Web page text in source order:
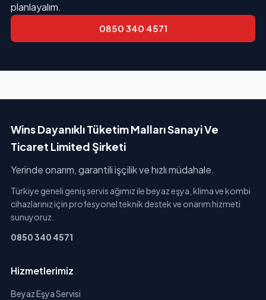
planlayalım.
0850 340 4571
Wins Dayanıklı Tüketim Malları Sanayi Ve
Ticaret Limited Şirketi
Yerinde onarım, garantili işçilik ve hızlı müdahale.
Türkiye geneli geniş servis ağımız ile beyaz eşya, klima ve kombi
cihazlarınız için profesyonel teknik destek ve onarım hizmeti
sunuyoruz.
0850 340 4571
Hizmetlerimiz
Beyaz Eşya Servisi